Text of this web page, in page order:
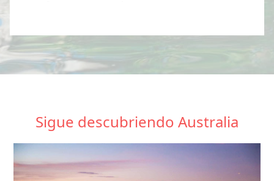
Sigue descubriendo Australia